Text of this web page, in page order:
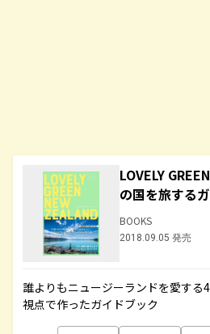
LOVELY
の国を旅する
BOOKS
2018.09.05 発売
誰よりもニュージーランドを愛する
視点で作ったガイドブック